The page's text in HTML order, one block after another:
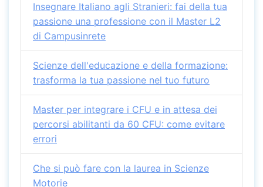
Insegnare Italiano agli Stranieri: fai della tua
passione una professione con il Master L2
di Campusinrete
Scienze dell'educazione e della formazione:
trasforma la tua passione nel tuo futuro
Master per integrare i CFU e in attesa dei
percorsi abilitanti da 60 CFU: come evitare
errori
Che si può fare con la laurea in Scienze
Motorie